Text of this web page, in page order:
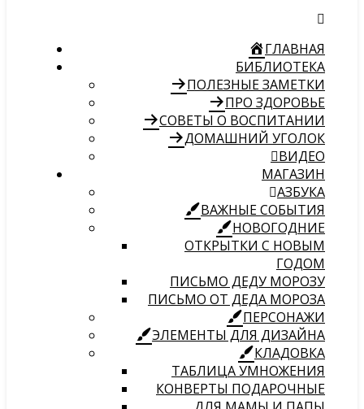
ГЛАВНАЯ
БИБЛИОТЕКА
ПОЛЕЗНЫЕ ЗАМЕТКИ
ПРО ЗДОРОВЬЕ
СОВЕТЫ О ВОСПИТАНИИ
ДОМАШНИЙ УГОЛОК
ВИДЕО
МАГАЗИН
АЗБУКА
ВАЖНЫЕ СОБЫТИЯ
НОВОГОДНИЕ
ОТКРЫТКИ С НОВЫМ
ГОДОМ
ПИСЬМО ДЕДУ МОРОЗУ
ПИСЬМО ОТ ДЕДА МОРОЗА
ПЕРСОНАЖИ
ЭЛЕМЕНТЫ ДЛЯ ДИЗАЙНА
КЛАДОВКА
ТАБЛИЦА УМНОЖЕНИЯ
КОНВЕРТЫ ПОДАРОЧНЫЕ